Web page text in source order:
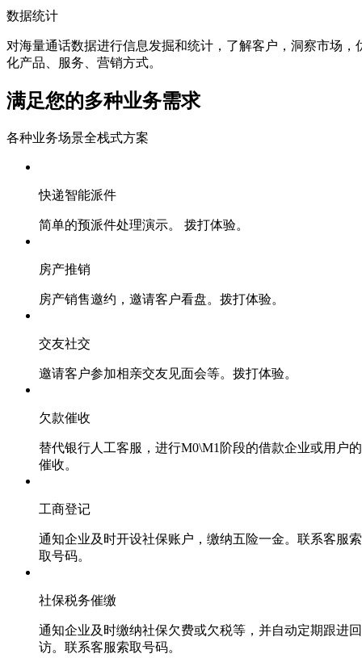
数据统计
对海量通话数据进行信息发掘和统计，了解客户，洞察市场，
化产品、服务、营销方式。
满足您的多种业务需求
各种业务场景全栈式方案
快递智能派件
简单的预派件处理演示。 拨打体验。
房产推销
房产销售邀约，邀请客户看盘。拨打体验。
交友社交
邀请客户参加相亲交友见面会等。拨打体验。
欠款催收
替代银行人工客服，进行M0\M1阶段的借款企业或用户的
催收。
工商登记
通知企业及时开设社保账户，缴纳五险一金。联系客服索
取号码。
社保税务催缴
通知企业及时缴纳社保欠费或欠税等，并自动定期跟进回
访。联系客服索取号码。